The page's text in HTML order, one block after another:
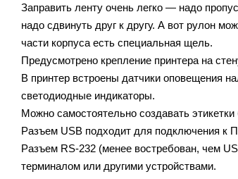
Заправить ленту очень легко — надо
надо сдвинуть друг к другу. А вот рулон
части корпуса есть специальная щель.
Предусмотрено крепление принтера на
В принтер встроены датчики оповещения
светодиодные индикаторы.
Можно самостоятельно создавать
Разъем USB подходит для подключения к
Разъем RS-232 (менее востребован, чем
терминалом или другими устройствами.